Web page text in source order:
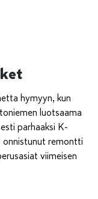
hymyyn, kun
luotsaama
parhaaksi K-
onnistunut remontti
viimeisen